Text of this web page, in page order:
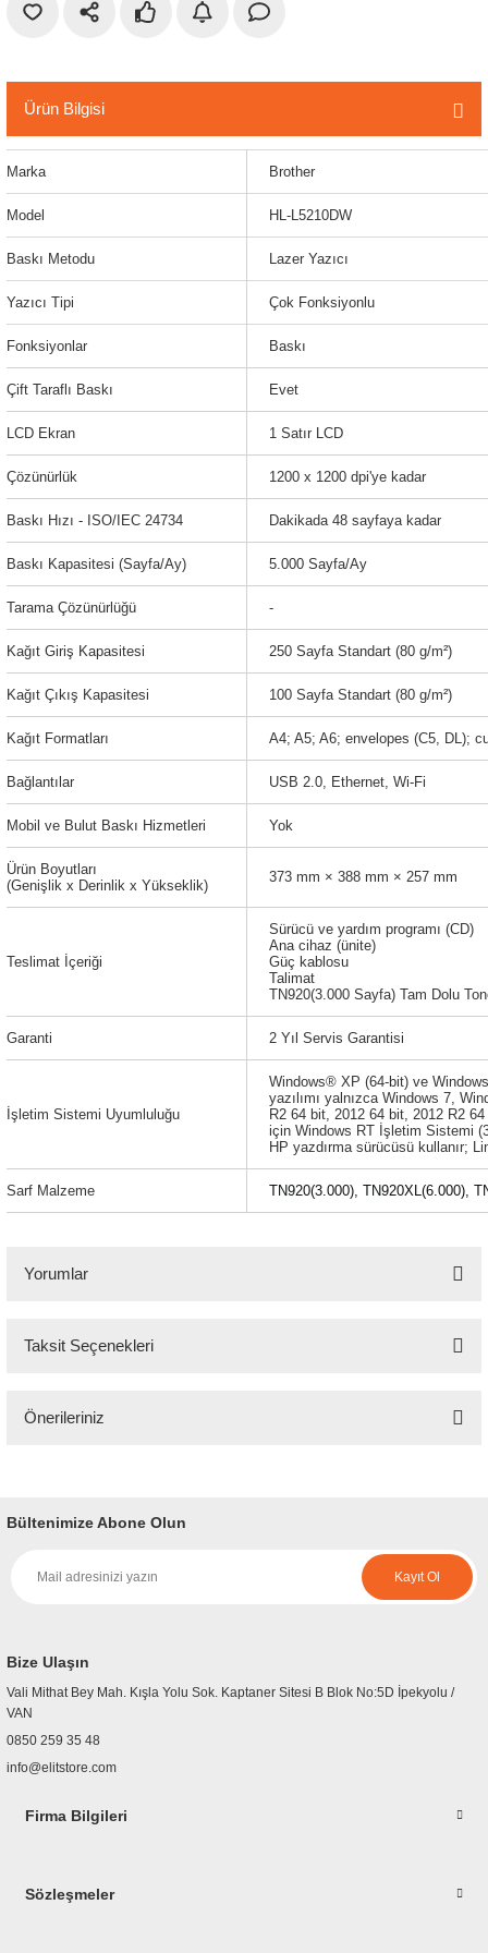
Ürün Bilgisi
Marka Brother
Model HL-L5210DW
Baskı Metodu Lazer Yazıcı
Yazıcı Tipi Çok Fonksiyonlu
Fonksiyonlar Baskı
Çift Taraflı Baskı Evet
LCD Ekran 1 Satır LCD
Çözünürlük 1200 x 1200 dpi'ye kadar
Baskı Hızı - ISO/IEC 24734 Dakikada 48 sayfaya kadar
Baskı Kapasitesi (Sayfa/Ay) 5.000 Sayfa/Ay
Tarama Çözünürlüğü -
Kağıt Giriş Kapasitesi 250 Sayfa Standart (80 g/m²)
Kağıt Çıkış Kapasitesi 100 Sayfa Standart (80 g/m²)
Kağıt Formatları A4; A5; A6; envelopes (C5, DL);
Bağlantılar USB 2.0, Ethernet, Wi-Fi
Mobil ve Bulut Baskı Hizmetleri Yok
Ürün Boyutları
(Genişlik x Derinlik x Yükseklik)
373 mm × 388 mm × 257 mm
Teslimat İçeriği
Sürücü ve yardım programı (CD)
Ana cihaz (ünite)
Güç kablosu
Talimat
TN920(3.000 Sayfa) Tam Dolu
Garanti 2 Yıl Servis Garantisi
İşletim Sistemi Uyumluluğu
Windows® XP (64-bit) ve
yazılımı yalnızca Windows 7,
R2 64 bit, 2012 64 bit, 2012 R2
için Windows RT İşletim Sistemi
HP yazdırma sürücüsü kullanır;
Sarf Malzeme TN920(3.000), TN920XL(6.000),
Yorumlar
Taksit Seçenekleri
Önerileriniz
Görüş ve önerileriniz için teşekkür ederiz.
Ürün resmi kalitesiz, bozuk veya görüntülenemiyor.
Bültenimize Abone Olun
Kayıt Ol
Bize Ulaşın
Vali Mithat Bey Mah. Kışla Yolu Sok. Kaptaner Sitesi B Blok No:5D İpekyolu /
VAN
0850 259 35 48
info@elitstore.com
Firma Bilgileri
Sözleşmeler